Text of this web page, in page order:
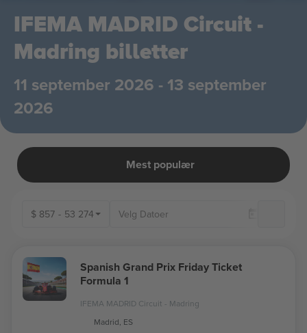
IFEMA MADRID Circuit -
Madring billetter
11 september 2026 - 13 september
2026
Mest populær
$ 857 - 53 274
Spanish Grand Prix Friday Ticket
Formula 1
IFEMA MADRID Circuit - Madring
Madrid, ES